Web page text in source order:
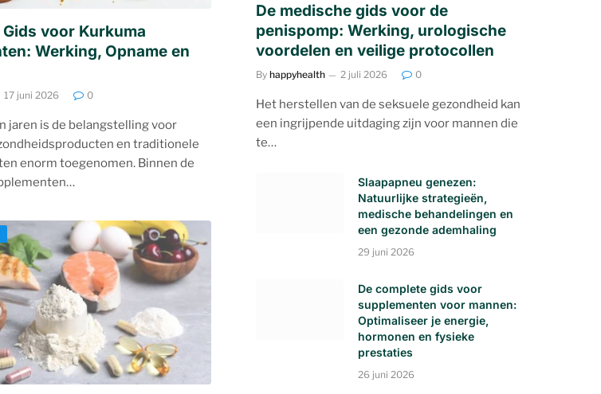
Gids voor Kurkuma
Werking, Opname en
17 juni 2026 0
jaren is de belangstelling voor
en traditionele
enorm toegenomen. Binnen de
De medische gids voor de
penispomp: Werking, urologische
voordelen en veilige protocollen
By happyhealth 2 juli 2026 0
Het herstellen van de seksuele gezondheid kan
een ingrijpende uitdaging zijn voor mannen die
te…
Slaapapneu genezen:
Natuurlijke strategieën,
medische behandelingen en
een gezonde ademhaling
29 juni 2026
De complete gids voor
supplementen voor mannen:
Optimaliseer je energie,
hormonen en fysieke
prestaties
26 juni 2026